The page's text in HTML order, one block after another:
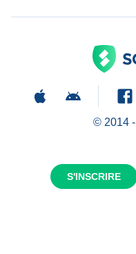
S'INSCRIRE
© 2014 -